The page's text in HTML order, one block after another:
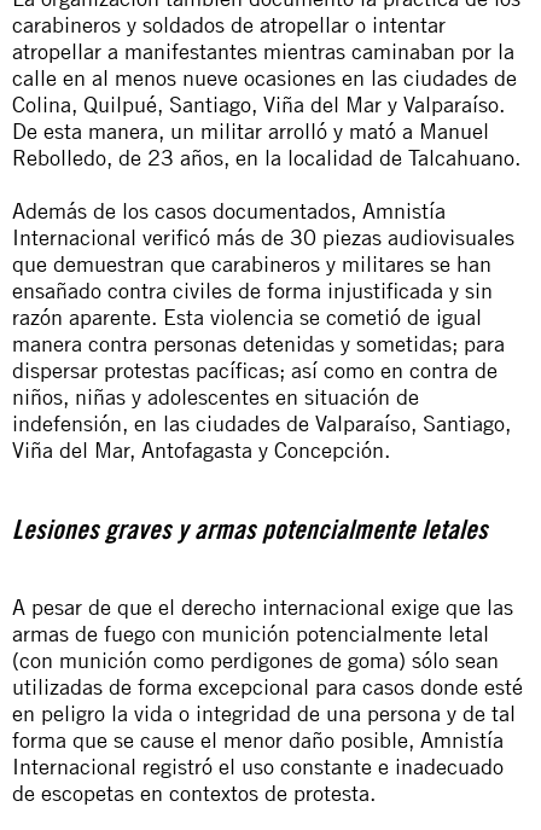
carabineros y soldados de atropellar o intentar
atropellar a manifestantes mientras caminaban por la
calle en al menos nueve ocasiones en las ciudades de
Colina, Quilpué, Santiago, Viña del Mar y Valparaíso.
De esta manera, un militar arrolló y mató a Manuel
Rebolledo, de 23 años, en la localidad de Talcahuano.
Además de los casos documentados, Amnistía
Internacional verificó más de 30 piezas audiovisuales
que demuestran que carabineros y militares se han
ensañado contra civiles de forma injustificada y sin
razón aparente. Esta violencia se cometió de igual
manera contra personas detenidas y sometidas; para
dispersar protestas pacíficas; así como en contra de
niños, niñas y adolescentes en situación de
indefensión, en las ciudades de Valparaíso, Santiago,
Viña del Mar, Antofagasta y Concepción.
Lesiones graves y armas potencialmente letales
A pesar de que el derecho internacional exige que las
armas de fuego con munición potencialmente letal
(con munición como perdigones de goma) sólo sean
utilizadas de forma excepcional para casos donde esté
en peligro la vida o integridad de una persona y de tal
forma que se cause el menor daño posible, Amnistía
Internacional registró el uso constante e inadecuado
de escopetas en contextos de protesta.